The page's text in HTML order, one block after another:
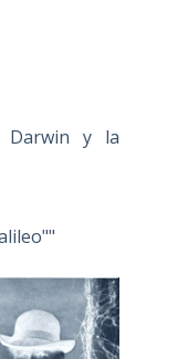
Darwin y la